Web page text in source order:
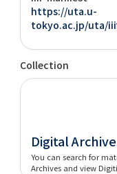
https://uta.u-
tokyo.ac.jp/uta/
Collection
Digital
You can search for
Archives and view